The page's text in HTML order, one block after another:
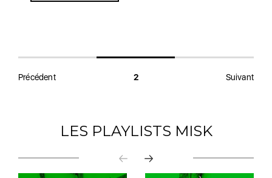
Précédent 2 Suivant
LES PLAYLISTS MISK